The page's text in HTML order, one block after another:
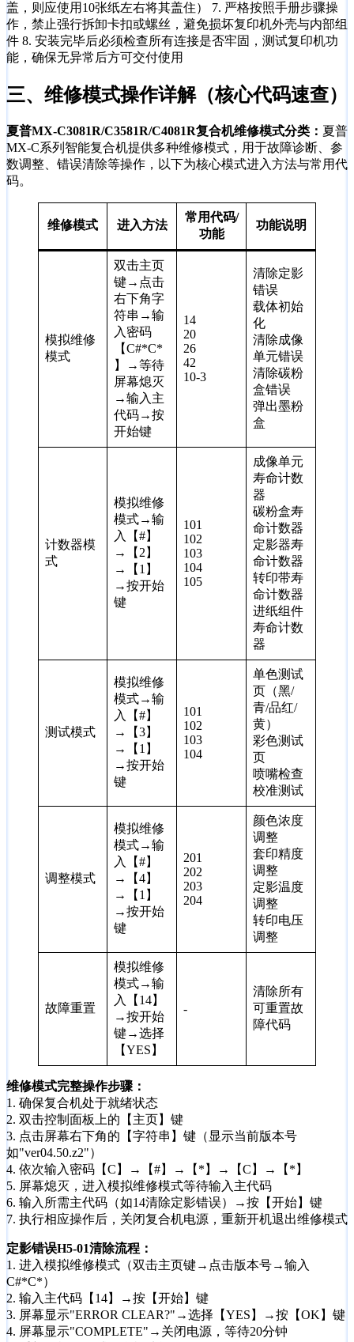
盖，则应使用10张纸左右将其盖住） 7. 严格按照手册步骤操
作，禁止强行拆卸卡扣或螺丝，避免损坏复印机外壳与内部组
件 8. 安装完毕后必须检查所有连接是否牢固，测试复印机功
能，确保无异常后方可交付使用
三、 维修模式操作详解（核心代码速查）
夏普MX-C3081R/C3581R/C4081R复合机维修模式分类： 夏普
MX-C系列智能复合机提供多种维修模式，用于故障诊断、参
数调整、错误清除等操作，以下为核心模式进入方法与常用代
码。
维修模式 进入方法
常用代码/
功能
功能说明
模拟维修
模式
双击主页
键→点击
右下角字
符串→输
入密码
【C#*C*
】→等待
屏幕熄灭
→输入主
代码→按
开始键
14
20
26
42
10-3
清除定影
错误
载体初始
化
清除成像
单元错误
清除碳粉
盒错误
弹出墨粉
盒
计数器模
式
模拟维修
模式→输
入【#】
→【2】
→【1】
→按开始
键
101
102
103
104
105
成像单元
寿命计数
器
碳粉盒寿
命计数器
定影器寿
命计数器
转印带寿
命计数器
进纸组件
寿命计数
器
测试模式
模拟维修
模式→输
入【#】
→【3】
→【1】
→按开始
键
101
102
103
104
单色测试
页（黑/
青/品红/
黄）
彩色测试
页
喷嘴检查
校准测试
调整模式
模拟维修
模式→输
入【#】
→【4】
→【1】
→按开始
键
201
202
203
204
颜色浓度
调整
套印精度
调整
定影温度
调整
转印电压
调整
故障重置
模拟维修
模式→输
入【14】
→按开始
键→选择
【YES】
-
清除所有
可重置故
障代码
维修模式完整操作步骤：
1. 确保复合机处于就绪状态
2. 双击控制面板上的【主页】键
3. 点击屏幕右下角的【字符串】键（显示当前版本号
如"ver04.50.z2"）
4. 依次输入密码【C】→【#】→【*】→【C】→【*】
5. 屏幕熄灭，进入模拟维修模式等待输入主代码
6. 输入所需主代码（如14清除定影错误）→按【开始】键
7. 执行相应操作后，关闭复合机电源，重新开机退出维修模式
定影错误H5-01清除流程：
1. 进入模拟维修模式（双击主页键→点击版本号→输入
C#*C*）
2. 输入主代码【14】→按【开始】键
3. 屏幕显示"ERROR CLEAR?"→选择【YES】→按【OK】键
4. 屏幕显示"COMPLETE"→关闭电源，等待20分钟